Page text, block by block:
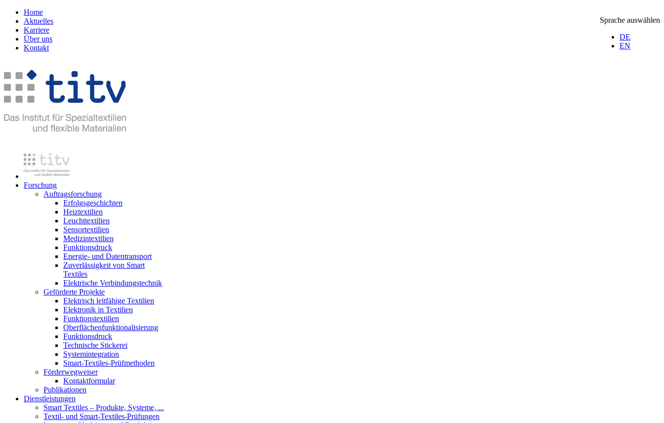
Sprache auswählen
DE
EN
Home
Aktuelles
Karriere
Über uns
Kontakt
Forschung
Auftragsforschung
Erfolgsgeschichten
Heiztextilien
Leuchttextilien
Sensortextilien
Medizintextilien
Funktionsdruck
Energie- und Datentransport
Zuverlässigkeit von Smart
Textiles
Elektrische Verbindungstechnik
Geförderte Projekte
Elektrisch leitfähige Textilien
Elektronik in Textilien
Funktionstextilien
Oberflächenfunktionalisierung
Funktionsdruck
Technische Stickerei
Systemintegration
Smart-Textiles-Prüfmethoden
Förderwegweiser
Kontaktformular
Publikationen
Dienstleistungen
Smart Textiles – Produkte, Systeme, ...
Textil- und Smart-Textiles-Prüfungen